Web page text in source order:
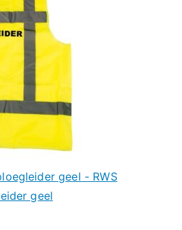
geel - RWS
geel